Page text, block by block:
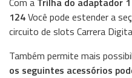
124Você pode estender a
circuito de slots Carrera
Também permite mais
os seguintes acessórios